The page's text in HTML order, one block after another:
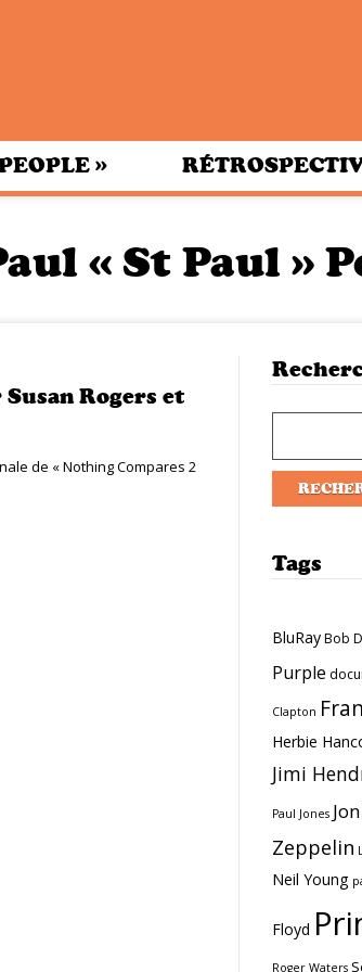
»
« St Paul »
Rogers et
de « Nothing Compares 2
Tags
BluRay Bob
Purple
Clapton
Herbie
Jimi
Paul Jones
Zeppelin
Neil Young
Floyd
Roger Waters